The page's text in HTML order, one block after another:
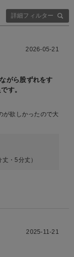
詳細フィルター
2026-05-21
がら股ずれをす
す。
が欲しかったので大
・5分丈）
2025-11-21